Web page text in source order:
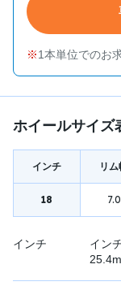
1本単位でのお
ホイールサイズ
インチ リム
18 7.0
インチ
イン